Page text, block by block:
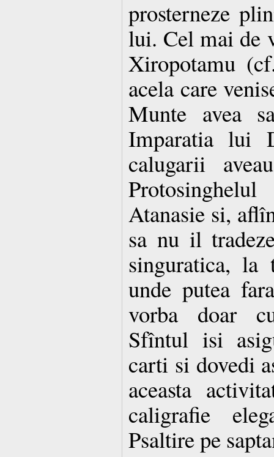
prosterneze
lui. Cel mai de
Xiropotamu
acela care
Munte avea
Imparatia lui
calugarii
Atanasie si,
sa nu il
singuratica, la
unde putea
vorba doar
Sfîntul isi
carti si dovedi
aceasta
caligrafie
Psaltire pe